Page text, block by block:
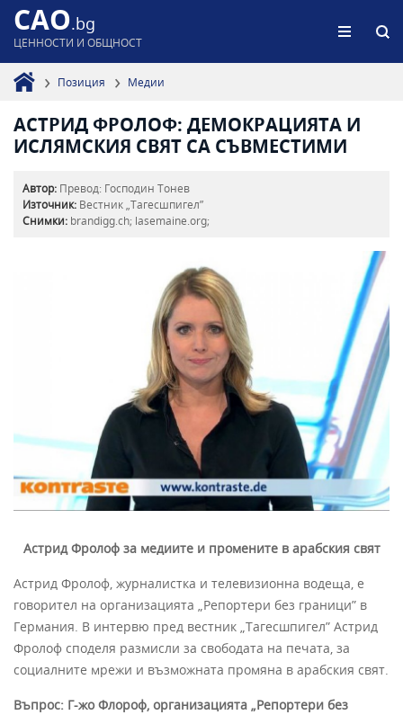
CAO.bg
ЦЕННОСТИ И ОБЩНОСТ
Позиция Медии
АСТРИД ФРОЛОФ: ДЕМОКРАЦИЯТА И
ИСЛЯМСКИЯ СВЯТ СА СЪВМЕСТИМИ
Автор: Превод: Господин Тонев
Източник: Вестник „Тагесшпигел”
Снимки: brandigg.ch; lasemaine.org;
Астрид Фролоф за медиите и промените в арабския свят
Астрид Фролоф, журналистка и телевизионна водеща, е
говорител на организацията „Репортери без граници” в
Германия. В интервю пред вестник „Тагесшпигел” Астрид
Фролоф споделя размисли за свободата на печата, за
социалните мрежи и възможната промяна в арабския свят.
Въпрос: Г-жо Флороф, организацията „Репортери без